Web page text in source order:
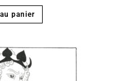
panier